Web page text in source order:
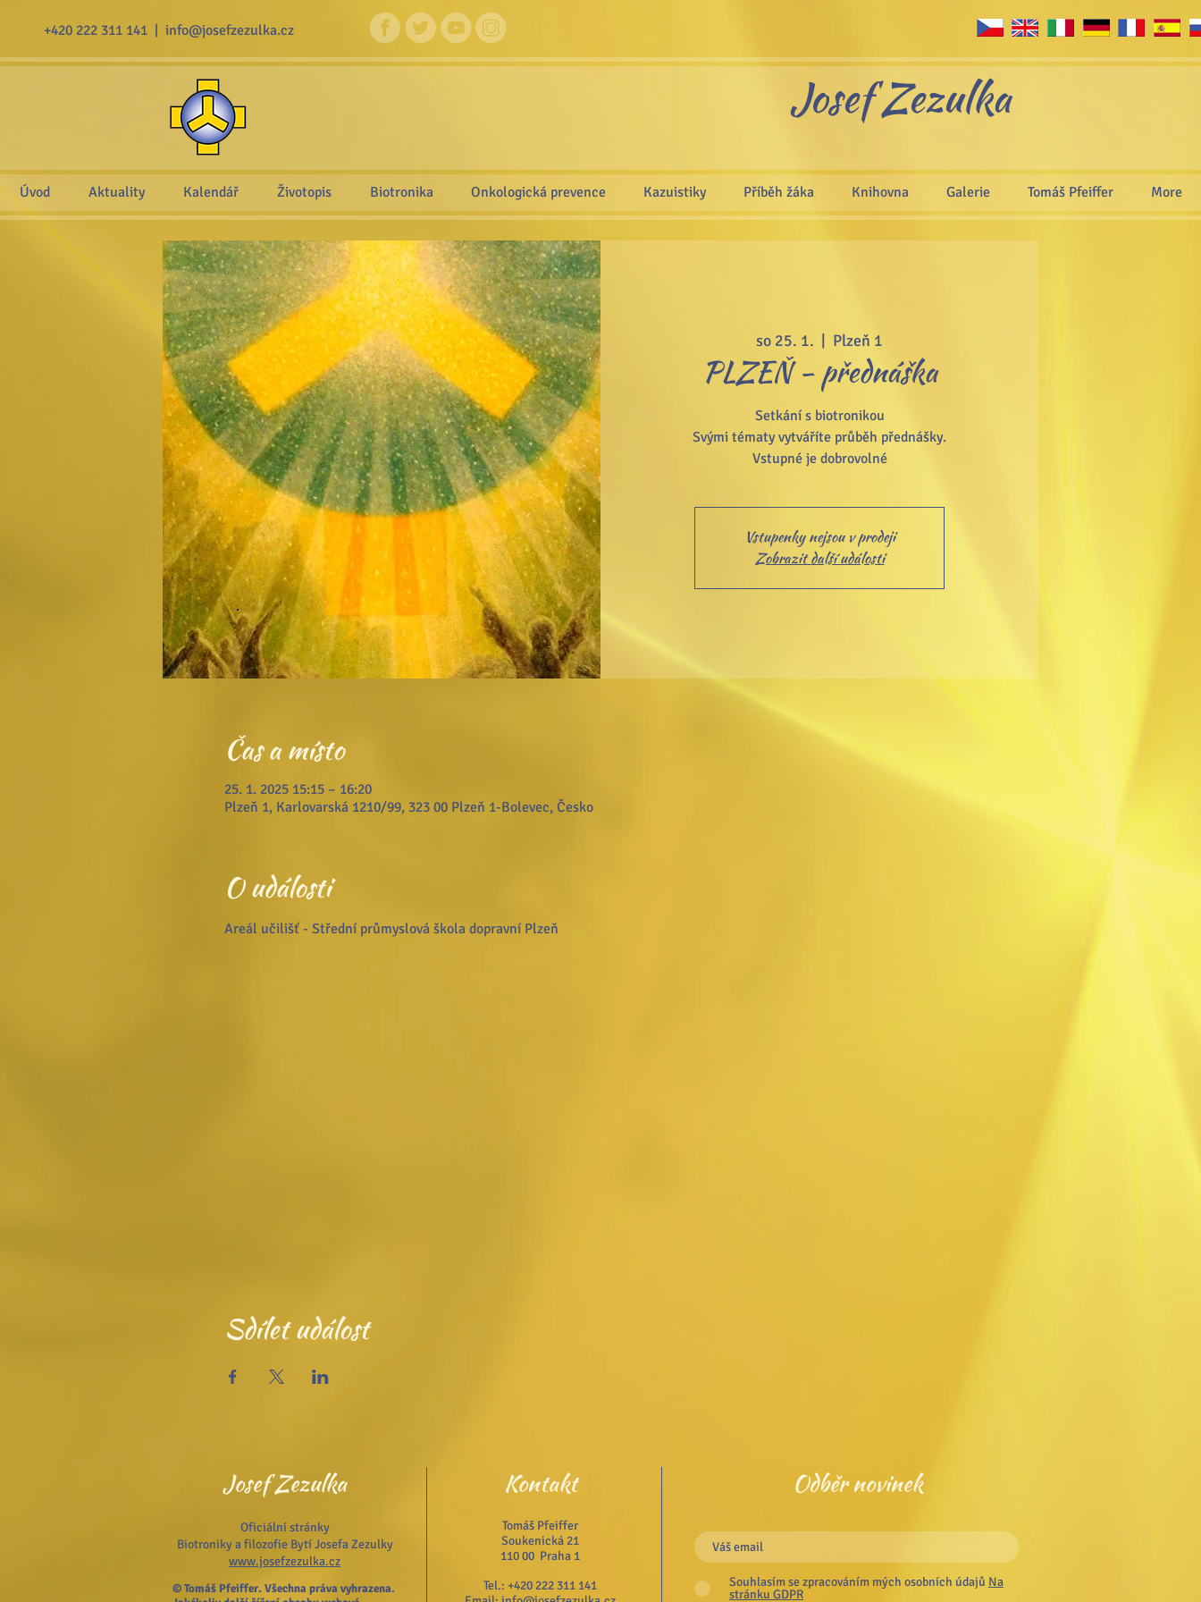
+420 222 311 141 | info@josefzezulka.cz
Josef Zezulka
so 25. 1.
  |
Plzeň 1
PLZEŇ - přednáška
Setkání s biotronikou
Svými tématy vytváříte průběh přednášky.
Vstupné je dobrovolné
Vstupenky nejsou v prodeji
Zobrazit další události
Čas a místo
25. 1. 2025 15:15 – 16:20
Plzeň 1, Karlovarská 1210/99, 323 00 Plzeň 1-Bolevec, Česko
O události
Areál učilišť - Střední průmyslová škola dopravní Plzeň
Sdílet událost
Úvod Aktuality Kalendář Životopis Biotronika Onkologická prevence Kazuistiky Příběh žáka Knihovna Galerie Tomáš Pfeiffer More
Josef Zezulka
Oficiální stránky
Biotroniky a filozofie Bytí Josefa Zezulky
www.josefzezulka.cz
© Tomáš Pfeiffer. Všechna práva vyhrazena.
Kontakt
Tomáš Pfeiffer
Soukenická 21
110 00 Praha 1
Tel.: +420 222 311 141
Odběr novinek
Souhlasím se zpracováním mých osobních údajů Na
stránku GDPR